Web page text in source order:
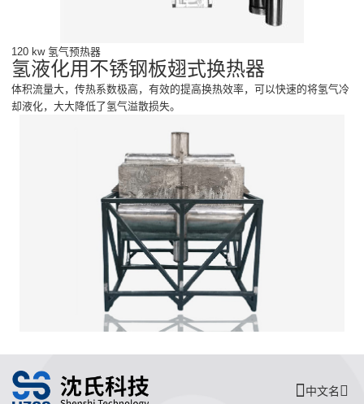
120 kw 氢气预热器
氢液化用不锈钢板翅式换热器
体积流量大，传热系数极高，有效的提高换热效率，可以快速的将氢气冷
却液化，大大降低了氢气溢散损失。
中文名